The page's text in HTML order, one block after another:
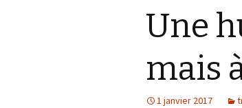
Une
mais
1 janvier 2017